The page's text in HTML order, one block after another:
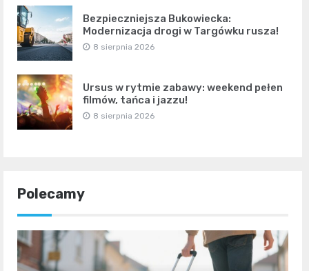
Bezpieczniejsza Bukowiecka:
Modernizacja drogi w Targówku rusza!
8 sierpnia 2026
Ursus w rytmie zabawy: weekend pełen
filmów, tańca i jazzu!
8 sierpnia 2026
Polecamy